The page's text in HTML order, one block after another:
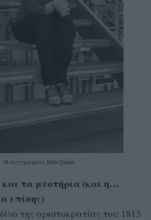
Η συγγραφέας Julia Quinn
τα μυστήρια (και η…
επίσης)
της αριστοκρατίας του 1813